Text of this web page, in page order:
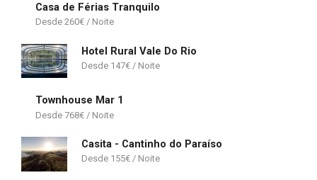
Casa de Férias Tranquilo
260€
Hotel Rural Vale Do Rio
147€
Townhouse Mar 1
768€
Casita - Cantinho do Paraíso
155€